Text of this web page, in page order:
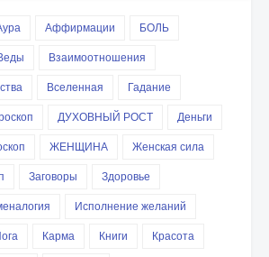
Аффирмации
БОЛЬ
Взаимоотношения
Вселенная
Гадание
ДУХОВНЫЙ РОСТ
Деньги
ЖЕНЩИНА
Женская сила
Заговоры
Здоровье
Исполнение желаний
Карма Книги
Красота